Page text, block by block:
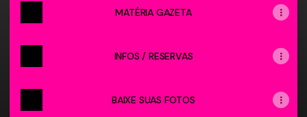
MATÉRIA GAZETA
INFOS / RESERVAS
BAIXE SUAS FOTOS